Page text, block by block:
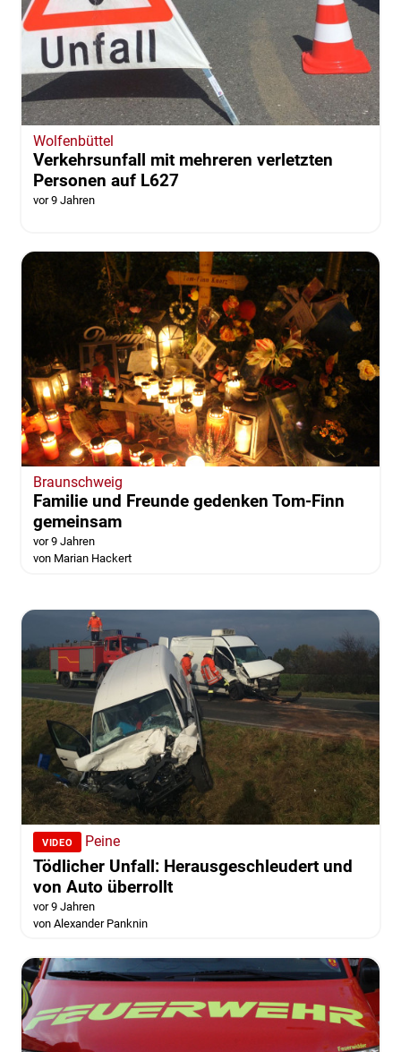
Wolfenbüttel
Verkehrsunfall mit mehreren verletzten
Personen auf L627
vor 9 Jahren
Braunschweig
Familie und Freunde gedenken Tom-Finn
gemeinsam
vor 9 Jahren
von Marian Hackert
VIDEO Peine
Tödlicher Unfall: Herausgeschleudert und
von Auto überrollt
vor 9 Jahren
von Alexander Panknin